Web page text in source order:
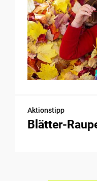
Aktionstipp
Blätter-